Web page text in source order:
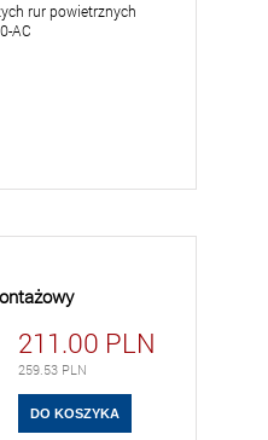
rur powietrznych
AC
211.00 PLN
259.53 PLN